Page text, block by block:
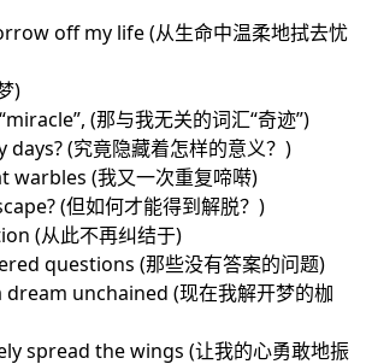
off my life (从生命中温柔地拭去忧
)
(那与我无关的词汇“奇迹”)
(究竟隐藏着怎样的意义？)
warbles (我又一次重复啼啭)
(但如何才能得到解脱？)
(从此不再纠结于)
questions (那些没有答案的问题)
dream unchained (现在我解开梦的枷
spread the wings (让我的心勇敢地振